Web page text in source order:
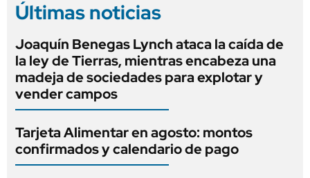
Últimas noticias
Joaquín Benegas Lynch ataca la caída de
la ley de Tierras, mientras encabeza una
madeja de sociedades para explotar y
vender campos
Tarjeta Alimentar en agosto: montos
confirmados y calendario de pago